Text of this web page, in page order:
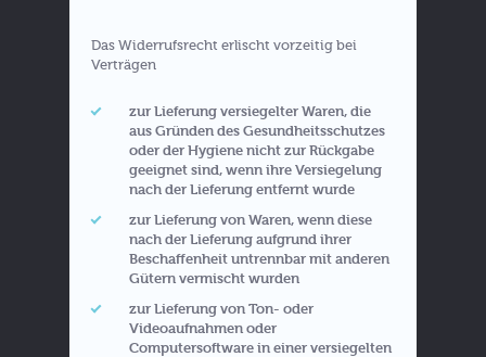
Das Widerrufsrecht erlischt vorzeitig bei
Verträgen
zur Lieferung versiegelter Waren, die
aus Gründen des Gesundheitsschutzes
oder der Hygiene nicht zur Rückgabe
geeignet sind, wenn ihre Versiegelung
nach der Lieferung entfernt wurde
zur Lieferung von Waren, wenn diese
nach der Lieferung aufgrund ihrer
Beschaffenheit untrennbar mit anderen
Gütern vermischt wurden
zur Lieferung von Ton- oder
Videoaufnahmen oder
Computersoftware in einer versiegelten